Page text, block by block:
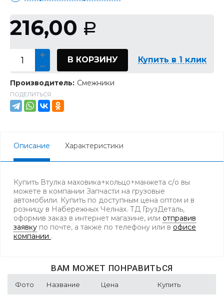
216,00 Р
В КОРЗИНУ Купить в 1 клик
Производитель: Смежники
ПОДЕЛИТЬСЯ:
Описание Характеристики
Купить Втулка маховика+кольцо+манжета с/о вы
можете в компании Запчасти на грузовые
автомобили. Купить по доступным цена оптом и в
розницу в Набережных Челнах. ТД ГрузДеталь,
оформив заказ в интернет магазине, или отправив
заявку по почте, а также по телефону или в офисе
компании .
ВАМ МОЖЕТ ПОНРАВИТЬСЯ
Фото Название Цена Купить